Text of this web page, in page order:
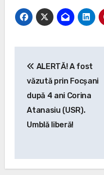
navigation
ALERTĂ! A fost
văzută prin Focșani
după 4 ani Corina
Atanasiu (USR).
Umblă liberă!